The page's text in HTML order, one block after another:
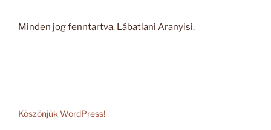
Minden jog fenntartva. Lábatlani Aranyisi.
Köszönjük WordPress!